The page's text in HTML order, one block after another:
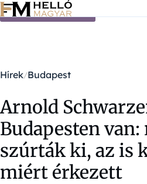
Ugrás a tartalomra
Hírek Budapest
Arnold
Budapesten
szúrták ki, az is
miért érkezett